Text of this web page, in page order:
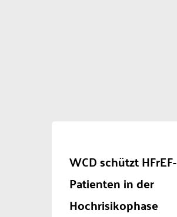
WCD schützt HFrEF-
Patienten in der
Hochrisikophase